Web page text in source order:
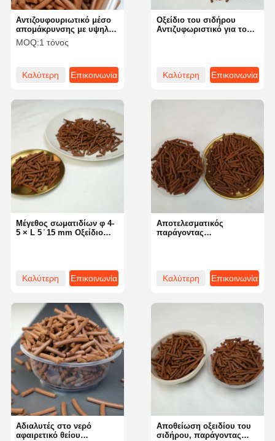
Αρχική
Σελίδα
Προϊόντα
Εμάς
Οξείδιο του σιδήρου
Αντιζυφωριστικό για τον
αποτελεσματική απόδοση
Καλύτερη
Επικοινωνία
Αντιζουφουριωτικό μέσο
απομάκρυνσης με υψηλή
περιεκτικότητα σε θειικό
υδρογόνο για
MOQ:1 τόνος
Καλύτερη
Επικοινωνία
Αποτελεσματικός
παράγοντας
Καλύτερη
Επικοινωνία
Μέγεθος σωματιδίων φ 4-
5 × L 5 ̇ 15 mm Οξείδιο
πυκνότητας 0,6-0,9 g/cm3
Καλύτερη
Επικοινωνία
Αποθείωση οξειδίου του
σιδήρου, παράγοντας
Αδιαλυτές στο νερό
αφαιρετικό θείου